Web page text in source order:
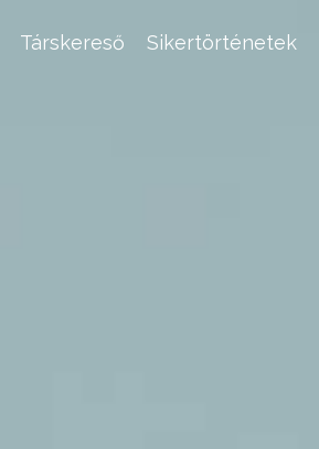
Társkereső Sikertörténetek